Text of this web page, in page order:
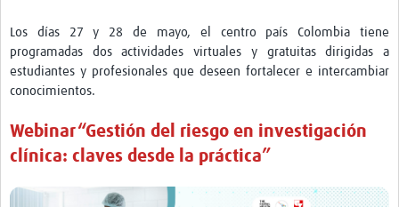
Crear un Club de Investigación
Preparar Sesiones de Aprendizaje Asistido
Crear Data Clinic
Búsqueda de información en bases … alertas PubMed
eLearning
Los días 27 y 28 de mayo, el centro país Colombia tiene
programadas dos actividades virtuales y gratuitas dirigidas a
estudiantes y profesionales que deseen fortalecer e intercambiar
conocimientos.
Webinar “Gestión del riesgo en investigación
clínica: claves desde la práctica”